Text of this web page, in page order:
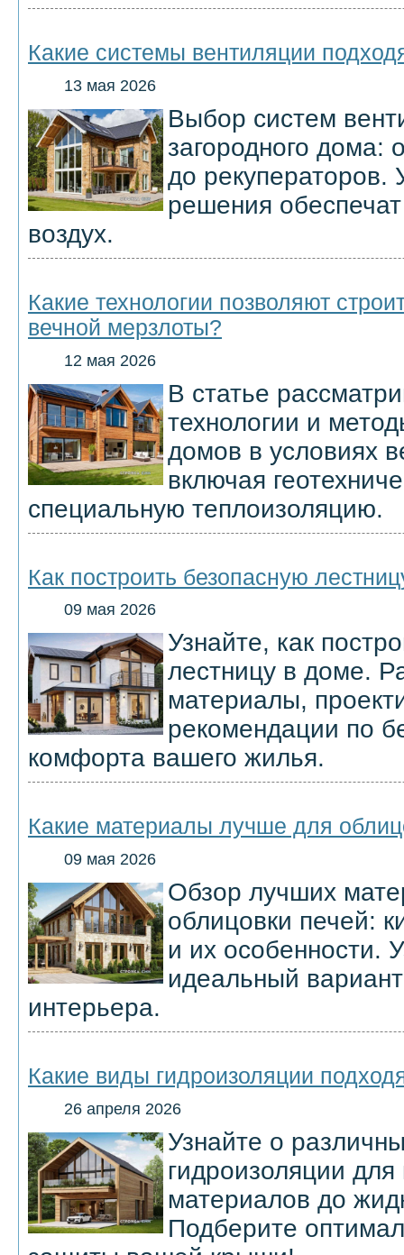
Какие системы вентиляции
13 мая 2026
Выбор систем
загородного дома:
до рекуператоров.
решения
воздух.
Какие технологии позволяют
вечной мерзлоты?
12 мая 2026
В статье
технологии и
домов в условиях
включая
специальную теплоизоляцию.
Как построить безопасную
09 мая 2026
Узнайте, как
лестницу в доме.
материалы,
рекомендации по
комфорта вашего жилья.
Какие материалы лучше для
09 мая 2026
Обзор лучших
облицовки печей:
и их особенности.
идеальный
интерьера.
Какие виды гидроизоляции
26 апреля 2026
Узнайте о
гидроизоляции
материалов до
Подберите